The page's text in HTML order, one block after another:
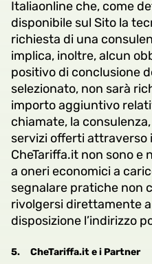
Italiaonline che, come
disponibile sul Sito la
richiesta di una
implica, inoltre, alcun
positivo di conclusione
selezionato, non sarà
importo aggiuntivo
chiamate, la
servizi offerti attraverso
CheTariffa.it non sono e
a oneri economici a
segnalare pratiche non
rivolgersi direttamente
disposizione l’indirizzo
5. CheTariffa.it e i Partner